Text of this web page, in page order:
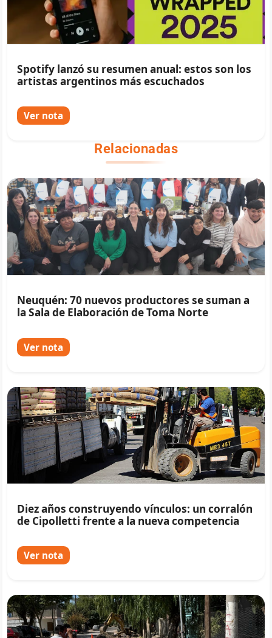
Spotify lanzó su resumen anual: estos son los
artistas argentinos más escuchados
Ver nota
Relacionadas
Neuquén: 70 nuevos productores se suman a
la Sala de Elaboración de Toma Norte
Ver nota
Diez años construyendo vínculos: un corralón
de Cipolletti frente a la nueva competencia
Ver nota